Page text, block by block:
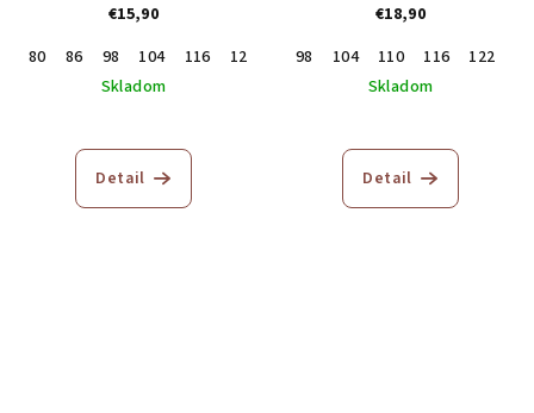
€15,90
80
86 98 104 116 122
128
Skladom
Detail
€18,90
98
104 110 116 122
Skladom
Detail